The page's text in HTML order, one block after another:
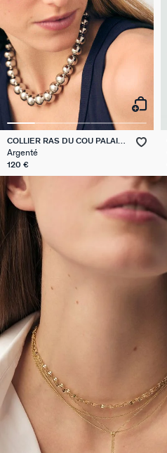
COLLIER RAS DU COU PALAIS
ROYAL
Argenté
120 €